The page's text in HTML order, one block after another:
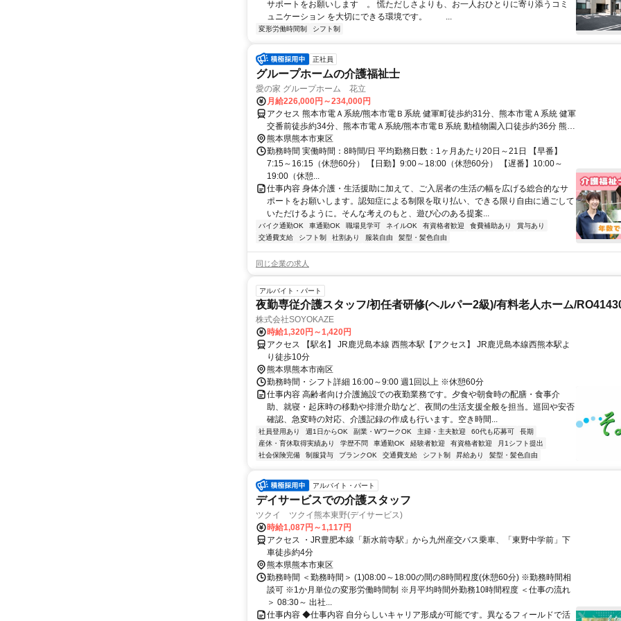
サポートをお願いします 。 慌ただしさよりも、お一人おひとりに寄り添うコミ
ュニケーション を大切にできる環境です。 ...
変形労働時間制 シフト制
正社員
グループホームの介護福祉士
愛の家 グループホーム 花立
月給226,000円～234,000円
アクセス 熊本市電Ａ系統/熊本市電Ｂ系統 健軍町徒歩約31分、熊本市電Ａ系統 健軍
交番前徒歩約34分、熊本市電Ａ系統/熊本市電Ｂ系統 動植物園入口徒歩約36分 熊本
市立桜木東小学校より徒歩8分 *駐車場無料
熊本県熊本市東区
勤務時間 実働時間：8時間/日 平均勤務日数：1ヶ月あたり20日～21日 【早番】
7:15～16:15（休憩60分） 【日勤】9:00～18:00（休憩60分） 【遅番】10:00～
19:00（休憩...
仕事内容 身体介護・生活援助に加えて、ご入居者の生活の幅を広げる総合的なサ
ポートをお願いします。認知症による制限を取り払い、できる限り自由に過ごして
いただけるように。そんな考えのもと、遊び心のある提案...
バイク通勤OK 車通勤OK 職場見学可 ネイルOK 有資格者歓迎 食費補助あり
賞与あり
交通費支給
シフト制 社割あり 服装自由 髪型・髪色自由
同じ企業の求人
アルバイト・パート
夜勤専従介護スタッフ/初任者研修(ヘルパー2級)/有料老人ホーム/
株式会社SOYOKAZE
時給1,320円～1,420円
アクセス 【駅名】 JR鹿児島本線 西熊本駅【アクセス】 JR鹿児島本線西熊本駅よ
り徒歩10分
熊本県熊本市南区
勤務時間・シフト詳細 16:00～9:00 週1回以上 ※休憩60分
仕事内容 高齢者向け介護施設での夜勤業務です。夕食や朝食時の配膳・食事介
助、就寝・起床時の移動や排泄介助など、夜間の生活支援全般を担当。巡回や安否
確認、急変時の対応、介護記録の作成も行います。空き時間...
社員登用あり 週1日からOK 副業・WワークOK 主婦・主夫歓迎 60代も応募可
長期
産休・育休取得実績あり
学歴不問 車通勤OK 経験者歓迎 有資格者歓迎
月1シフト提出
社会保険完備
制服貸与 ブランクOK 交通費支給 シフト制 昇給あり 髪型・髪色自由
アルバイト・パート
デイサービスでの介護スタッフ
ツクイ ツクイ熊本東野(デイサービス)
時給1,087円～1,117円
アクセス ・JR豊肥本線「新水前寺駅」から九州産交バス乗車、「東野中学前」下
車徒歩約4分
熊本県熊本市東区
勤務時間 ＜勤務時間＞ (1)08:00～18:00の間の8時間程度(休憩60分) ※勤務時間相
談可 ※1か月単位の変形労働時間制 ※月平均時間外勤務10時間程度 ＜仕事の流れ
＞ 08:30～ 出社...
仕事内容 ◆仕事内容 自分らしいキャリア形成が可能です。異なるフィールドで活